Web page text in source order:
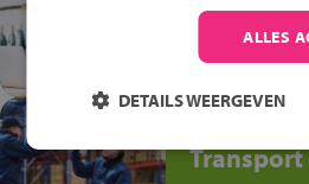
Ontdek via
op de
anders is!
ALLES
DETAILS WEERGEVEN